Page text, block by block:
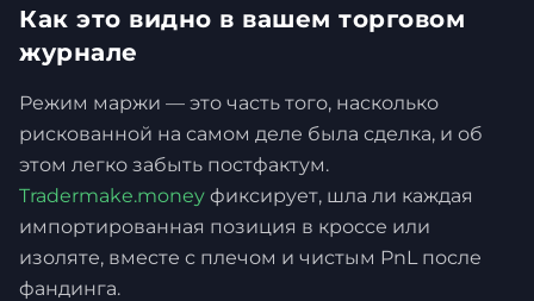
Как это видно в вашем торговом
журнале
Режим маржи — это часть того, насколько
рискованной на самом деле была сделка, и об
этом легко забыть постфактум.
Tradermake.money фиксирует, шла ли каждая
импортированная позиция в кроссе или
изоляте, вместе с плечом и чистым PnL после
фандинга.